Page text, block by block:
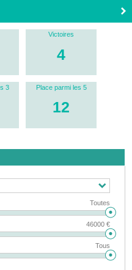
Victoires
4
3 Place parmi les 5
12
Toutes
46000 €
Tous